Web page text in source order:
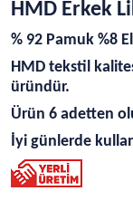
HMD Erkek
% 92 Pamuk %8
HMD tekstil
üründür.
Ürün 6 adetten
İyi günlerde